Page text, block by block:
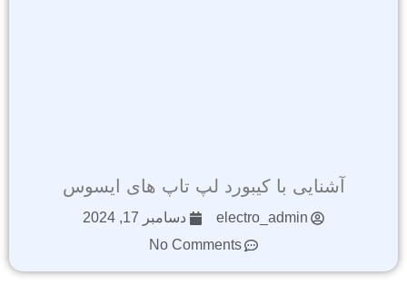
آشنایی با کیبورد لپ تاپ های ایسوس
electro_admin
دسامبر 17, 2024
No Comments